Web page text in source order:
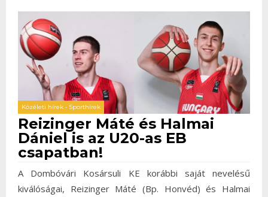
Közéleti hírek • Sporthírek
Reizinger Máté és Halmai
Dániel is az U20-as EB
csapatban!
A Dombóvári Kosársuli KE korábbi saját nevelésű
kiválóságai, Reizinger Máté (Bp. Honvéd) és Halmai